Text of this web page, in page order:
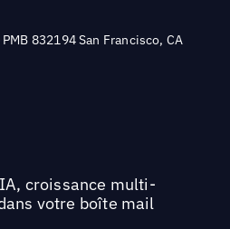
832194 San Francisco, CA
croissance multi-
votre boîte mail